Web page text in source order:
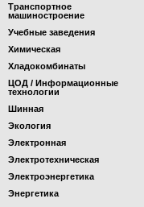
Транспортное
машиностроение
Учебные заведения
Химическая
Хладокомбинаты
ЦОД / Информационные
технологии
Шинная
Экология
Электронная
Электротехническая
Электроэнергетика
Энергетика